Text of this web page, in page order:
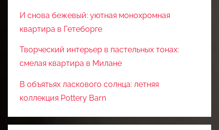
И снова бежевый: уютная монохромная
квартира в Гетеборге
Творческий интерьер в пастельных тонах:
смелая квартира в Милане
В объятьях ласкового солнца: летняя
коллекция Pottery Barn